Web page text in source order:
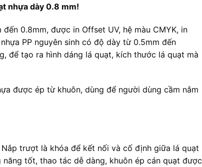
nhựa dày 0.8 mm!
0.8mm, được in Offset UV, hệ màu CMYK, in
PP nguyên sinh có độ dày từ 0.5mm đến
để tạo ra hình dáng lá quạt, kích thước lá quạt mà
được ép từ khuôn, dùng để người dùng cầm nắm
trượt là khóa để kết nối và cố định giữa lá quạt
tốt, thao tác dễ dàng, khuôn ép cán quạt được